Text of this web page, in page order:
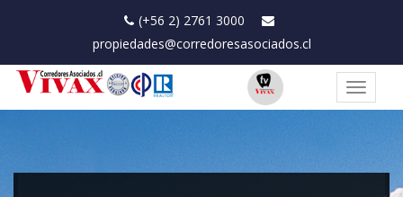
(+56 2) 2761 3000
propiedades@corredoresasociados.cl
Toggle